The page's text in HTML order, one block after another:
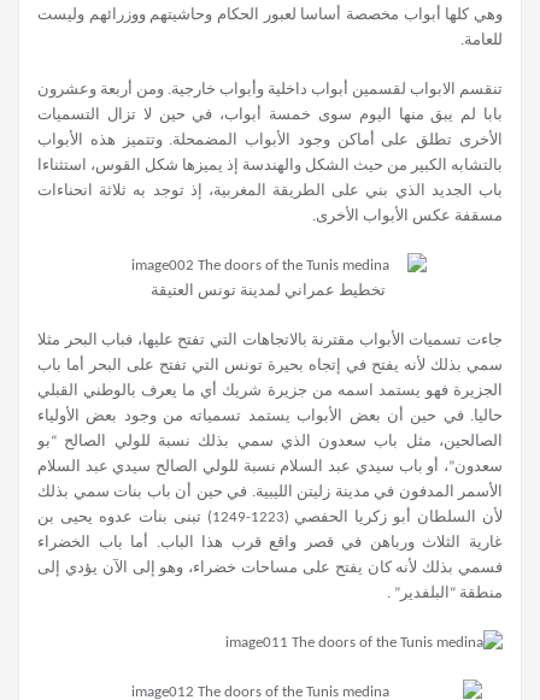
وهي كلها أبواب مخصصة أساسا لعبور الحكام وحاشيتهم ووزرائهم وليست
للعامة.
تنقسم الابواب لقسمين أبواب داخلية وأبواب خارجية. ومن أربعة وعشرون
بابا لم يبق منها اليوم سوى خمسة أبواب، في حين لا تزال التسميات
الأخرى تطلق على أماكن وجود الأبواب المضمحلة. وتتميز هذه الأبواب
بالتشابه الكبير من حيث الشكل والهندسة إذ يميزها شكل القوس، استثناءا
باب الجديد الذي بني على الطريقة المغربية، إذ توجد به ثلاثة انحناءات
مسقفة عكس الأبواب الأخرى.
تخطيط عمراني لمدينة تونس العتيقة
جاءت تسميات الأبواب مقترنة بالاتجاهات التي تفتح عليها، فباب البحر مثلا
سمي بذلك لأنه يفتح في إتجاه بحيرة تونس التي تفتح على البحر أما باب
الجزيرة فهو يستمد اسمه من جزيرة شريك أي ما يعرف بالوطني القبلي
حاليا. في حين أن بعض الأبواب يستمد تسمياته من وجود بعض الأولياء
الصالحين، مثل باب سعدون الذي سمي بذلك نسبة للولي الصالح “بو
سعدون”، أو باب سيدي عبد السلام نسبة للولي الصالح سيدي عبد السلام
الأسمر المدفون في مدينة زليتن الليبية. في حين أن باب بنات سمي بذلك
لأن السلطان أبو زكريا الحفصي (1223-1249) تبنى بنات عدوه يحيى بن
غارية الثلاث ورباهن في قصر واقع قرب هذا الباب. أما باب الخضراء
فسمي بذلك لأنه كان يفتح على مساحات خضراء، وهو إلى الآن يؤدي إلى
منطقة “البلفدير” .